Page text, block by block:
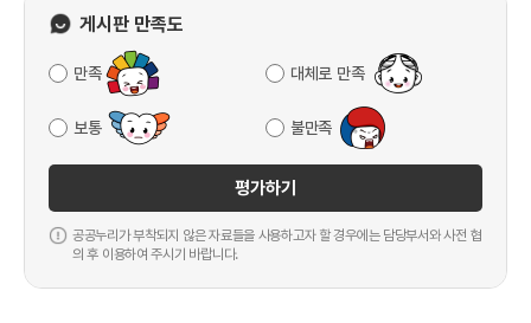
게시판 만족도
만족 대체로 만족
보통 불만족
평가하기
공공누리가 부착되지 않은 자료들을 사용하고자 할 경우에는 담당부서와 사전 협
의 후 이용하여 주시기 바랍니다.